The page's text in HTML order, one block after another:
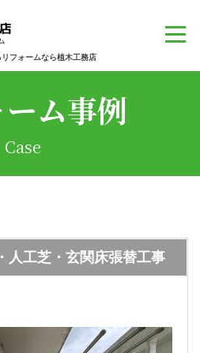
フォームなら植木工務店
ーム事例
Case
人工芝・玄関床張替工事